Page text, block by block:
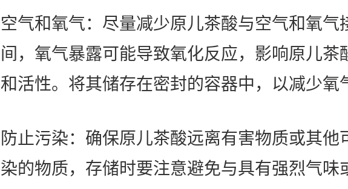
空气和氧气：尽量减少原儿茶酸与空气和氧气
间，氧气暴露可能导致氧化反应，影响原儿茶
和活性。将其储存在密封的容器中，以减少氧
防止污染：确保原儿茶酸远离有害物质或其他
染的物质，存储时要注意避免与具有强烈气味